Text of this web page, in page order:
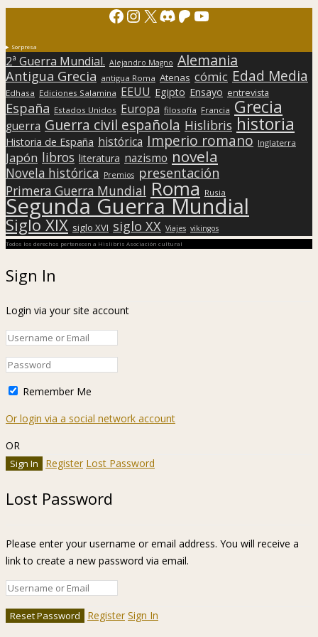
Facebook
Instagram
X Discord
Patreon
YouTube
Sorpresa
2ª Guerra Mundial. Alejandro Magno Alemania
Antigua Grecia antigua Roma Atenas cómic Edad Media
Edhasa Ediciones Salamina EEUU Egipto Ensayo entrevista
España Estados Unidos Europa filosofía Francia Grecia
guerra Guerra civil española Hislibris historia
Historia de España histórica Imperio romano Inglaterra
Japón libros literatura nazismo novela
Novela histórica Premios presentación
Primera Guerra Mundial Roma Rusia
Segunda Guerra Mundial
Siglo XIX siglo XVI siglo XX Viajes vikingos
Todos los derechos pertenecen a Hislibris Asociación cultural
Sign In
Login via your site account
Remember Me
Or login via a social network account
OR
Register Lost Password
Lost Password
Please enter your username or email address. You will receive a
link to create a new password via email.
Register Sign In